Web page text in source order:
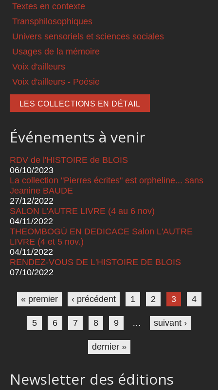
Textes en contexte
Transphilosophiques
Univers sensoriels et sciences sociales
Usages de la mémoire
Voix d'ailleurs
Voix d'ailleurs - Poésie
LES COLLECTIONS EN DÉTAIL
Événements à venir
RDV de l'HISTOIRE de BLOIS
06/10/2023
La collection "Pierres écrites" est orpheline... sans
Jeanine BAUDE
27/12/2022
SALON L'AUTRE LIVRE (4 au 6 nov)
04/11/2022
THEOMBOGÜ EN DEDICACE Salon L'AUTRE
LIVRE (4 et 5 nov.)
04/11/2022
RENDEZ-VOUS DE L'HISTOIRE DE BLOIS
07/10/2022
Pages
« premier ‹ précédent 1 2 3 4
5 6 7 8 9 … suivant ›
dernier »
Newsletter des éditions